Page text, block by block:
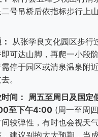
号吊桥后依指标步行上
从张学良文化园区步行
即可达山脚，再爬一小段
停于园区或清泉温泉附
。
间： 周五至周日及国定
至下午4:00 (周一至周
间较弹性，有时也会视天